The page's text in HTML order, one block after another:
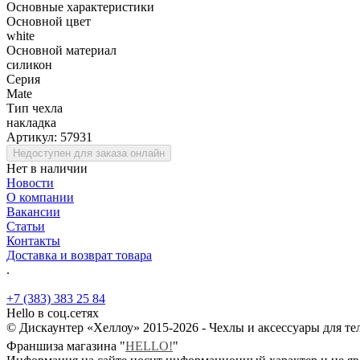
Основные характеристики
Основной цвет
white
Основной материал
силикон
Серия
Mate
Тип чехла
накладка
Артикул: 57931
Недоступен для заказа онлайн
Нет в наличии
Новости
О компании
Вакансии
Статьи
Контакты
Доставка и возврат товара
.
+7 (383) 383 25 84
Hello в соц.сетях
© Дискаунтер «Хеллоу» 2015-2026 - Чехлы и аксессуары для
Франшиза магазина "HELLO!"